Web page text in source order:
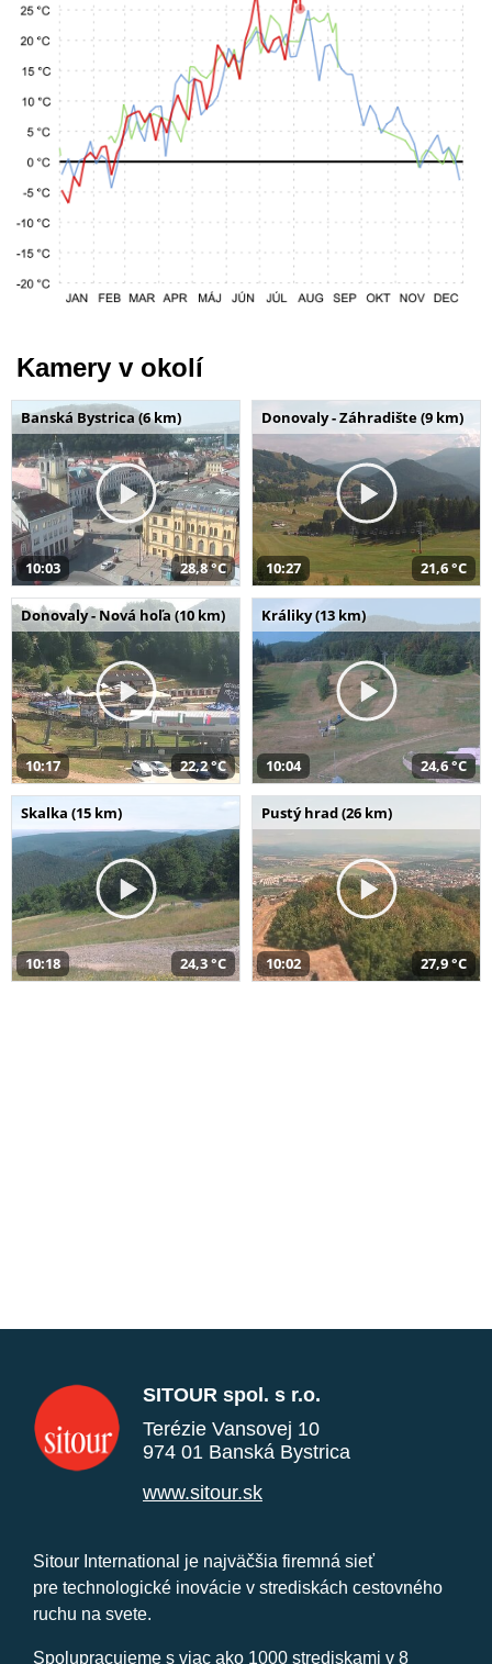
Kamery v okolí
Banská Bystrica (6 km)
10:03 28,8 °C
Donovaly - Záhradište (9 km)
10:27 21,6 °C
Donovaly - Nová hoľa (10 km)
10:17 22,2 °C
Králiky (13 km)
10:04 24,6 °C
Skalka (15 km)
10:18 24,3 °C
Pustý hrad (26 km)
10:02 27,9 °C
SITOUR spol. s r.o.
Terézie Vansovej 10
974 01 Banská Bystrica
www.sitour.sk
Sitour International je najväčšia firemná sieť
pre technologické inovácie v strediskách cestovného
ruchu na svete.
Spolupracujeme s viac ako 1000 strediskami v 8